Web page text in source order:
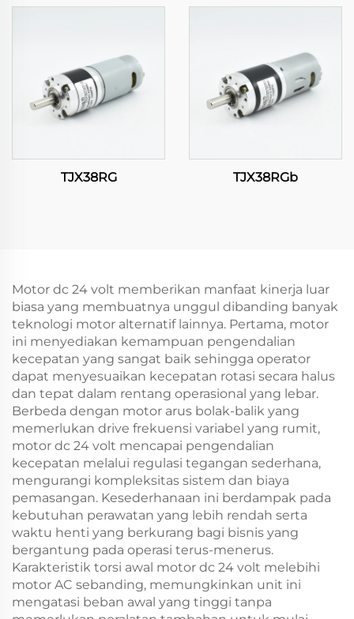
TJX38RG TJX38RGb
Motor dc 24 volt memberikan manfaat kinerja luar
biasa yang membuatnya unggul dibanding banyak
teknologi motor alternatif lainnya. Pertama, motor
ini menyediakan kemampuan pengendalian
kecepatan yang sangat baik sehingga operator
dapat menyesuaikan kecepatan rotasi secara halus
dan tepat dalam rentang operasional yang lebar.
Berbeda dengan motor arus bolak-balik yang
memerlukan drive frekuensi variabel yang rumit,
motor dc 24 volt mencapai pengendalian
kecepatan melalui regulasi tegangan sederhana,
mengurangi kompleksitas sistem dan biaya
pemasangan. Kesederhanaan ini berdampak pada
kebutuhan perawatan yang lebih rendah serta
waktu henti yang berkurang bagi bisnis yang
bergantung pada operasi terus-menerus.
Karakteristik torsi awal motor dc 24 volt melebihi
motor AC sebanding, memungkinkan unit ini
mengatasi beban awal yang tinggi tanpa